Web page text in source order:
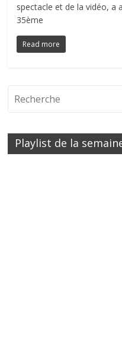
spectacle et de la vidéo, a
35ème
Read more
Playlist de la